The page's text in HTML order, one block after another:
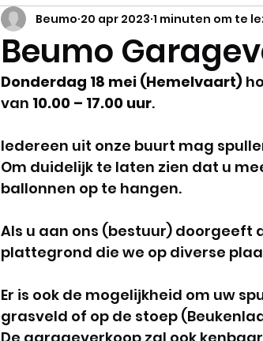
Beumo
Beumo 20 apr 2023 1 minuten om te
Donderdag 18 mei (Hemelvaart)
van 10.00 – 17.00 uur.
Iedereen uit onze buurt mag
Om duidelijk te laten zien dat u
ballonnen op te hangen.
Als u aan ons (bestuur) doorgeeft
plattegrond die we op diverse
Er is ook de mogelijkheid om uw
grasveld of op de stoep